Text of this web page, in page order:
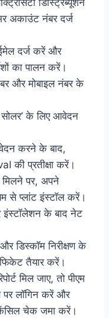
अकाउंट नंबर दर्ज
दर्ज करें और
का पालन करें।
और मोबाइल नंबर के
के लिए आवेदन
करने के बाद,
की प्रतीक्षा करें।
पर, अपने
से प्लांट इंस्टॉल करें।
इंस्टॉलेशन के बाद नेट
डिस्कॉम निरीक्षण के
तैयार करें।
मिल जाए, तो पीएम
पर लॉगिन करें और
चेक जमा करें।